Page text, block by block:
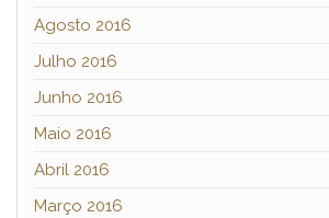
Agosto 2016
Julho 2016
Junho 2016
Maio 2016
Abril 2016
Março 2016